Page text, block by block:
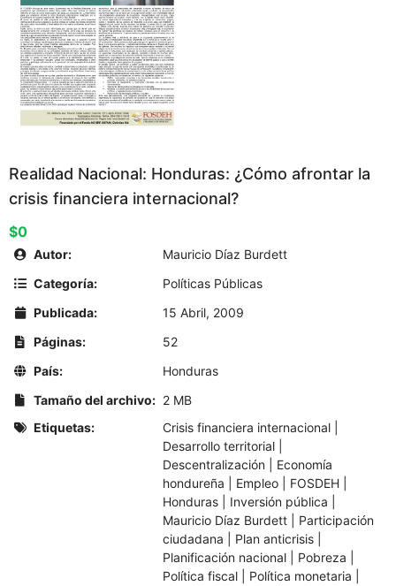
Realidad Nacional: Honduras: ¿Cómo afrontar la
crisis financiera internacional?
$0
Autor:
Mauricio Díaz Burdett
Categoría:
Políticas Públicas
Publicada:
15 Abril, 2009
Páginas:
52
País:
Honduras
Tamaño del archivo: 2 MB
Etiquetas:
Crisis financiera internacional
Desarrollo territorial
Descentralización
Economía
hondureña
Empleo FOSDEH
Honduras
Inversión pública
Mauricio Díaz Burdett
Participación
ciudadana
Plan anticrisis
Planificación nacional
Pobreza
Política fiscal
Política monetaria